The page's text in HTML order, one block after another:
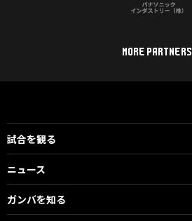
MORE PARTNERS
試合を観る
ニュース
ガンバを知る